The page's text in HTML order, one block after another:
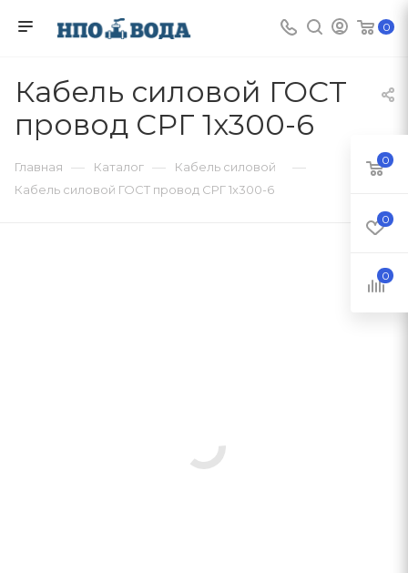
0
Кабель силовой ГОСТ
провод СРГ 1х300-6
Главная — Каталог — Кабель силовой —
Кабель силовой ГОСТ провод СРГ 1х300-6
0
0
0